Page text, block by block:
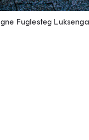
Fuglesteg